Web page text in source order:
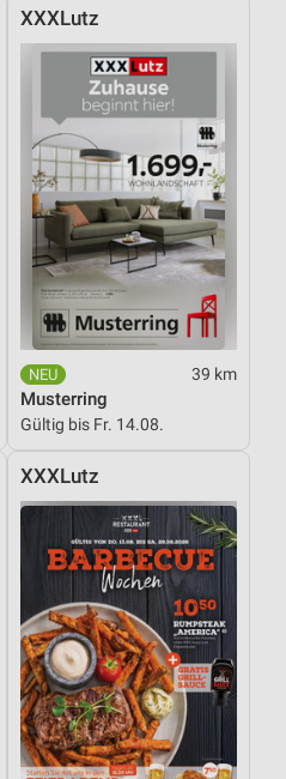
XXXLutz
39 km
Musterring
Gültig bis Fr. 14.08.
XXXLutz